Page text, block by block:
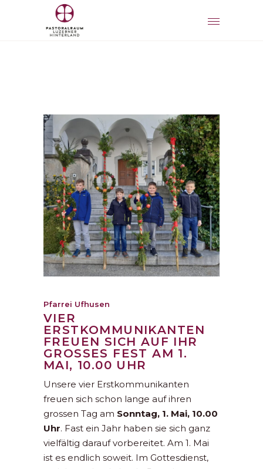
Pfarrei Ufhusen
VIER
ERSTKOMMUNIKANTEN
FREUEN SICH AUF IHR
GROSSES FEST AM 1.
MAI, 10.00 UHR
Unsere vier Erstkommunikanten
freuen sich schon lange auf ihren
grossen Tag am Sonntag, 1. Mai, 10.00
Uhr. Fast ein Jahr haben sie sich ganz
vielfältig darauf vorbereitet. Am 1. Mai
ist es endlich soweit. Im Gottesdienst,